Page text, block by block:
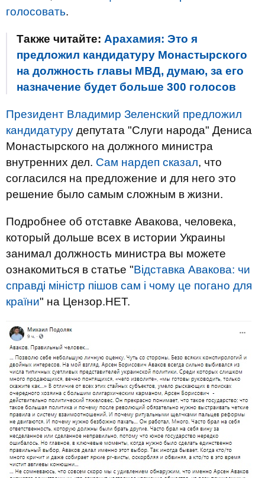
голосовать.
Также читайте: Арахамия: Это я
предложил кандидатуру Монастырского
на должность главы МВД, думаю, за его
назначение будет больше 300 голосов
Президент Владимир Зеленский предложил
кандидатуру депутата "Слуги народа" Дениса
Монастырского на должного министра
внутренних дел. Сам нардеп сказал, что
согласился на предложение и для него это
решение было самым сложным в жизни.
Подробнее об отставке Авакова, человека,
который дольше всех в истории Украины
занимал должность министра вы можете
ознакомиться в статье "Відставка Авакова: чи
справді міністр пішов сам і чому це погано для
країни" на Цензор.НЕТ.